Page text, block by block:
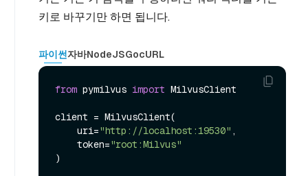
키로 바꾸기만 하면 됩니다.
파이썬자바NodeJSGocURL
from pymilvus import MilvusClient
client = MilvusClient(
    uri=
"http://localhost:19530" ,
    token=
"root:Milvus"
)